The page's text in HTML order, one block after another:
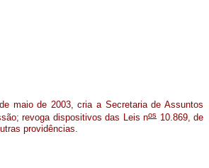
maio de 2003, cria a Secretaria de Assuntos
revoga dispositivos das Leis nos 10.869, de
providências.